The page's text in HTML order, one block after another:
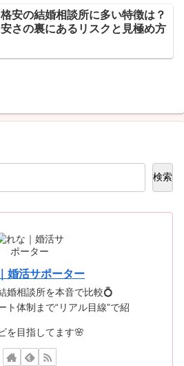
格安の結婚相談所に多い特徴は？
安さの裏にあるリスクと見極め方
検索
婚活サポーター
婚相談所を本音で比較💍
ト体制まで“リアル目線”で紹
を目指してます🌸